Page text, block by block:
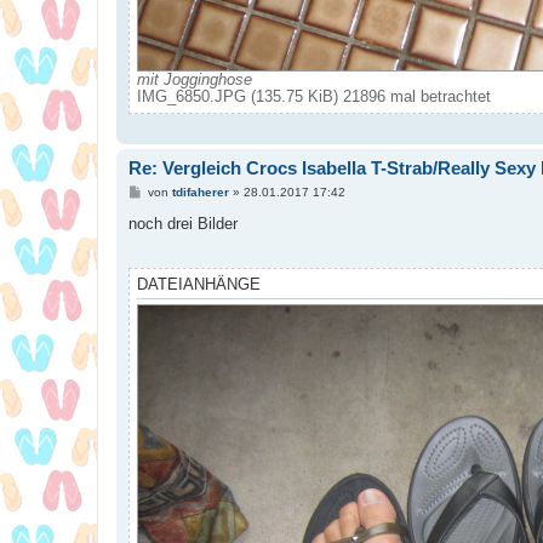
mit Jogginghose
IMG_6850.JPG (135.75 KiB) 21896 mal betrachtet
Re: Vergleich Crocs Isabella T-Strab/Really Sexy
B
i
g
von tdifaherer» 28.01.2017 17:42
noch drei Bilder
DATEIANHÄNGE